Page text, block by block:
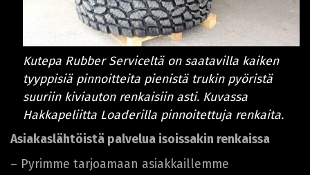
Kutepa Rubber Serviceltä on saatavilla kaiken
tyyppisiä pinnoitteita pienistä trukin pyöristä
suuriin kiviauton renkaisiin asti. Kuvassa
Hakkapeliitta Loaderilla pinnoitettuja renkaita.
Asiakaslähtöistä palvelua isoissakin renkaissa
– Pyrimme tarjoamaan asiakkaillemme